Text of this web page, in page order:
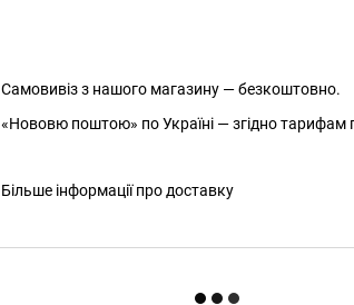
Самовивіз з нашого магазину — безкоштовно.
«Нововю поштою» по Україні — згідно тарифам
Більше інформації про доставку